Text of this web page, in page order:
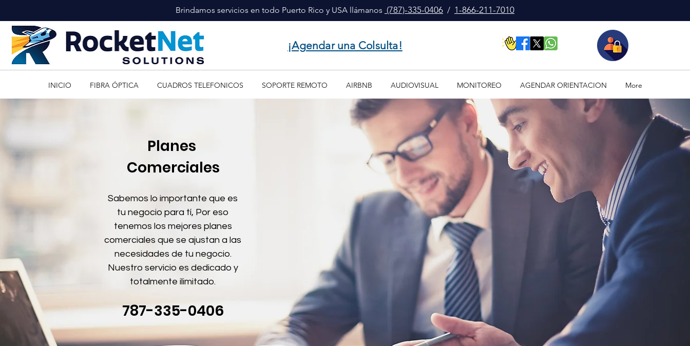
Brindamos servicios en todo Puerto Rico y USA llámanos (787)-335-0406 / 1-866-211-7010
¡Agendar una Colsulta!
INICIO FIBRA ÓPTICA CUADROS TELEFONICOS SOPORTE REMOTO AIRBNB AUDIOVISUAL MONITOREO AGENDAR ORIENTACION More
Planes
Comerciales
Sabemos lo importante que es
tu negocio para tí, Por eso
tenemos los mejores planes
comerciales que se ajustan a las
necesidades de tu negocio.
Nuestro servicio es dedicado y
totalmente ilimitado.
787-335-0406